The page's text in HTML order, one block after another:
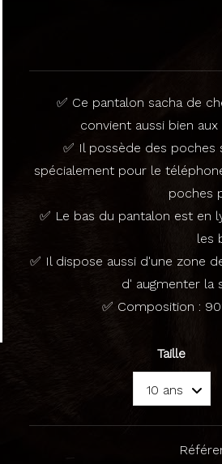
✅ Ce pantalon sacha de
convient aussi bien
✅ Il possède des poches
spécialement pour le
poches
✅ Le bas du pantalon est en
les
✅ Il dispose aussi d'une zone
d' augmenter la
✅ Composition :
Taille